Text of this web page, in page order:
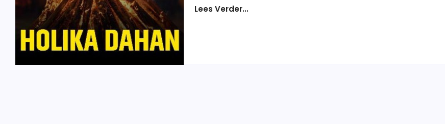
Lees Verder...